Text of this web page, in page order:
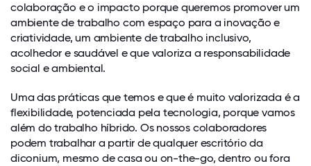
colaboração e o impacto porque queremos promover um
ambiente de trabalho com espaço para a inovação e
criatividade, um ambiente de trabalho inclusivo,
acolhedor e saudável e que valoriza a responsabilidade
social e ambiental.
Uma das práticas que temos e que é muito valorizada é a
flexibilidade, potenciada pela tecnologia, porque vamos
além do trabalho híbrido. Os nossos colaboradores
podem trabalhar a partir de qualquer escritório da
diconium, mesmo de casa ou on-the-go, dentro ou fora